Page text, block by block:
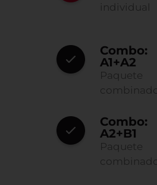
individual
Combo:
A1+A2
Paquete
combinado
Combo:
A2+B1
Paquete
combinado